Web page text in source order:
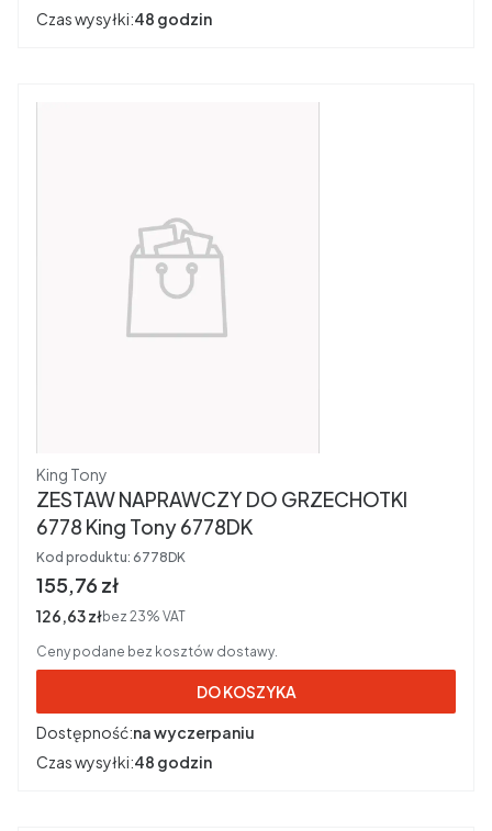
Czas wysyłki:48 godzin
Producent
King Tony
ZESTAW NAPRAWCZY DO GRZECHOTKI
6778 King Tony 6778DK
Kod produktu: 6778DK
Cena brutto
155,76 zł
Cena netto
126,63 złbez 23% VAT
Ceny podane bez kosztów dostawy.
DO KOSZYKA
Dostępność:na wyczerpaniu
Czas wysyłki:48 godzin